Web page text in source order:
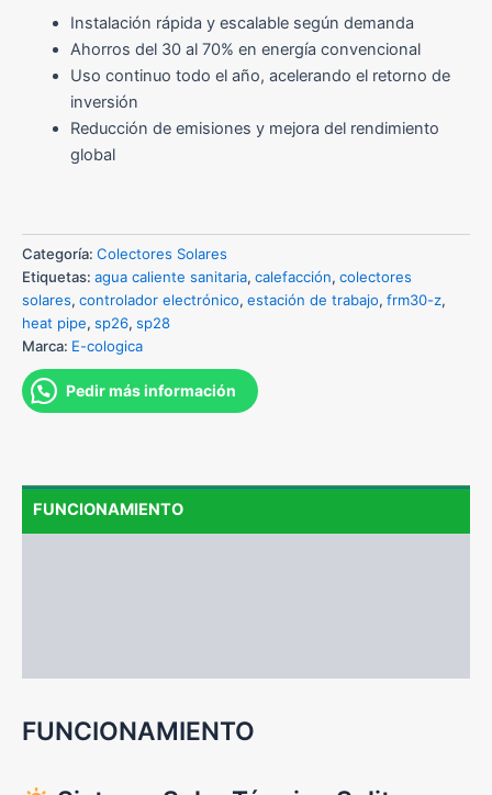
Instalación rápida y escalable según demanda
Ahorros del 30 al 70% en energía convencional
Uso continuo todo el año, acelerando el retorno de
inversión
Reducción de emisiones y mejora del rendimiento
global
Categoría: Colectores Solares
Etiquetas: agua caliente sanitaria, calefacción, colectores
solares, controlador electrónico, estación de trabajo, frm30-z,
heat pipe, sp26, sp28
Marca: E-cologica
Pedir más información
FUNCIONAMIENTO
FUNCIONAMIENTO